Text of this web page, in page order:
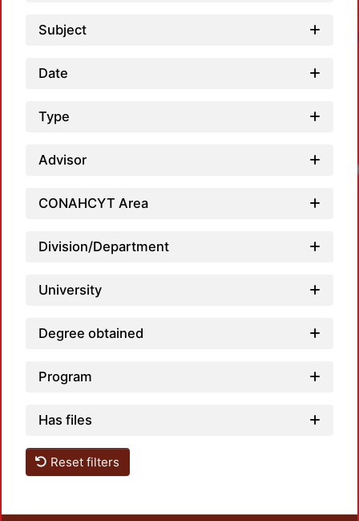
Subject
Date
Type
Advisor
CONAHCYT Area
Division/Department
University
Degree obtained
Program
Has files
Reset filters